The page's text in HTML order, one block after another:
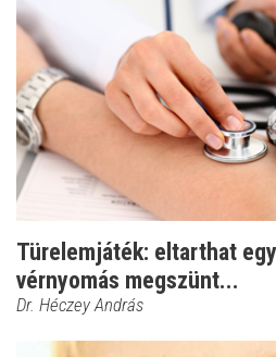
Türelemjáték: eltarthat
vérnyomás megszünt...
Dr. Héczey András